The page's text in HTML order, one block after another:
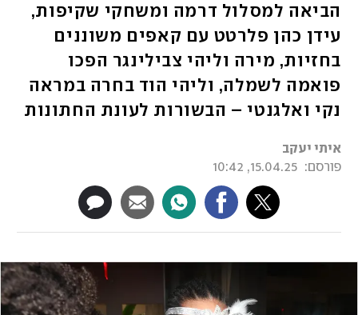
הביאה למסלול דרמה ומשחקי שקיפות,
עידן כהן פלרטט עם קאפים משוננים
בחזיות, מירה וליהי צבילינגר הפכו
פואמה לשמלה, וליהי הוד בחרה במראה
נקי ואלגנטי – הבשורות לעונת החתונות
איתי יעקב
פורסם:
15.04.25, 10:42